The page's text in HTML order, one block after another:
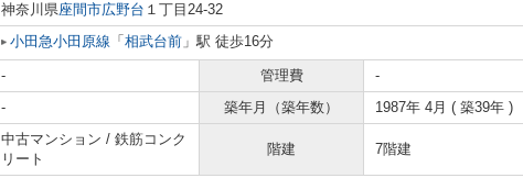
神奈川県座間市広野台 １丁目24-32
小田急小田原線 「 相武台前 」駅 徒歩16分
- 管理費
-
- 築年月（築年数） 1987年 4月 ( 築39年 )
中古マンション / 鉄筋コンク
リート
階建 7階建